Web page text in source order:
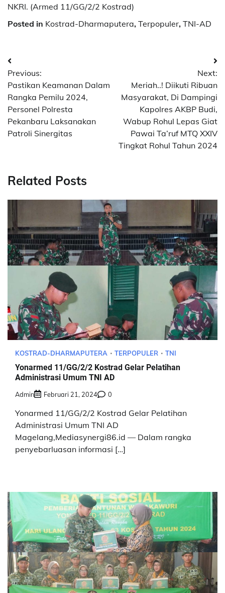
NKRI. (Armed 11/GG/2/2 Kostrad)
Posted in Kostrad-Dharmaputera, Terpopuler, TNI-AD
Navigasi
pos
Previous:
Pastikan Keamanan Dalam
Rangka Pemilu 2024,
Personel Polresta
Pekanbaru Laksanakan
Patroli Sinergitas
Next:
Meriah..! Diikuti Ribuan
Masyarakat, Di Dampingi
Kapolres AKBP Budi,
Wabup Rohul Lepas Giat
Pawai Ta’ruf MTQ XXIV
Tingkat Rohul Tahun 2024
Related Posts
KOSTRAD-DHARMAPUTERA TERPOPULER TNI
Yonarmed 11/GG/2/2 Kostrad Gelar Pelatihan
Administrasi Umum TNI AD
Admin Februari 21, 2024 0
Yonarmed 11/GG/2/2 Kostrad Gelar Pelatihan
Administrasi Umum TNI AD
Magelang,Mediasynergi86.id — Dalam rangka
penyebarluasan informasi […]